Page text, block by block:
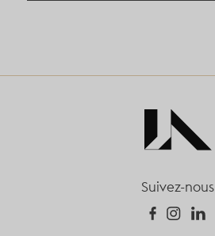
Suivez-nous